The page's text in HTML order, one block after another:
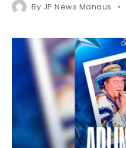
By JP News Manaus